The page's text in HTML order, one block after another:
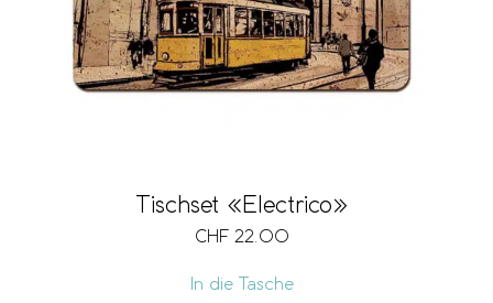
Tischset «Electrico»
CHF 22.00
In die Tasche